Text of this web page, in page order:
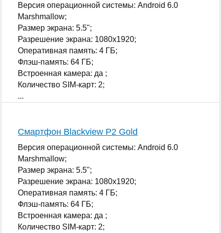
Версия операционной системы: Android 6.0
Marshmallow;
Размер экрана: 5.5";
Разрешение экрана: 1080x1920;
Оперативная память: 4 ГБ;
Флэш-память: 64 ГБ;
Встроенная камера: да ;
Количество SIM-карт: 2;
...
Смартфон Blackview P2 Gold
Версия операционной системы: Android 6.0
Marshmallow;
Размер экрана: 5.5";
Разрешение экрана: 1080x1920;
Оперативная память: 4 ГБ;
Флэш-память: 64 ГБ;
Встроенная камера: да ;
Количество SIM-карт: 2;